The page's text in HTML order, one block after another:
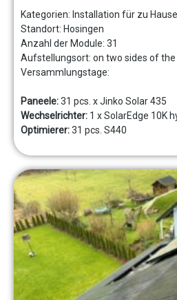
Kategorien: Installation für zu Hause
Standort: Hosingen
Anzahl der Module: 31
Aufstellungsort: on two sides of
Versammlungstage:
Paneele:31 pcs. x Jinko Solar 435
Wechselrichter: 1 x SolarEdge 10K
Optimierer:31 pcs. S440